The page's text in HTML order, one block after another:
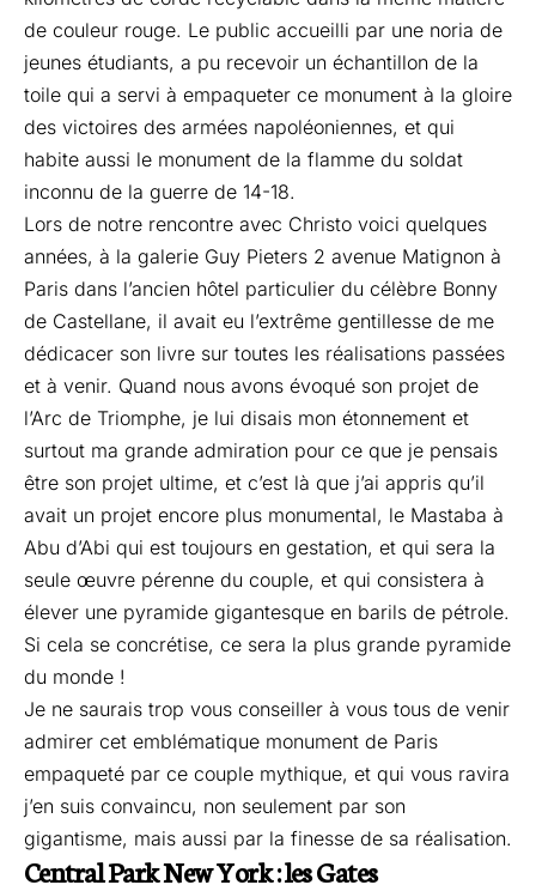
de couleur rouge. Le public accueilli par une noria de
jeunes étudiants, a pu recevoir un échantillon de la
toile qui a servi à empaqueter ce monument à la gloire
des victoires des armées napoléoniennes, et qui
habite aussi le monument de la flamme du soldat
inconnu de la guerre de 14-18.
Lors de notre rencontre avec Christo voici quelques
années, à la galerie Guy Pieters 2 avenue Matignon à
Paris dans l’ancien hôtel particulier du célèbre Bonny
de Castellane, il avait eu l’extrême gentillesse de me
dédicacer son livre sur toutes les réalisations passées
et à venir. Quand nous avons évoqué son projet de
l’Arc de Triomphe, je lui disais mon étonnement et
surtout ma grande admiration pour ce que je pensais
être son projet ultime, et c’est là que j’ai appris qu’il
avait un projet encore plus monumental, le Mastaba à
Abu d’Abi qui est toujours en gestation, et qui sera la
seule œuvre pérenne du couple, et qui consistera à
élever une pyramide gigantesque en barils de pétrole.
Si cela se concrétise, ce sera la plus grande pyramide
du monde !
Je ne saurais trop vous conseiller à vous tous de venir
admirer cet emblématique monument de Paris
empaqueté par ce couple mythique, et qui vous ravira
j’en suis convaincu, non seulement par son
gigantisme, mais aussi par la finesse de sa réalisation.
Central Park New York : les Gates